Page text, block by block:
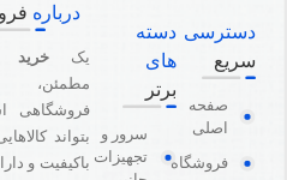
دسترسی
سریع
صفحه
اصلی
فروشگاه
دسته
های
برتر
سرور و
تجهیزات
درباره
یک خرید
مطمئن،
فروشگاهی
بتواند
باکیفیت و